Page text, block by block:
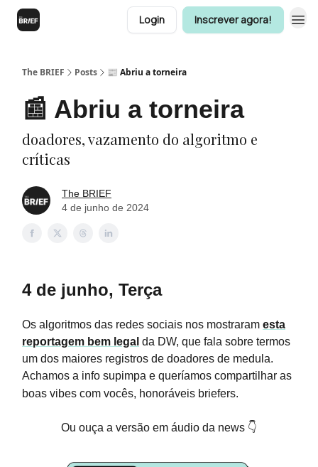
Login Inscrever agora!
The BRIEF Posts 📰 Abriu a torneira
📰 Abriu a torneira
doadores, vazamento do algoritmo e
críticas
The BRIEF
4 de junho de 2024
4 de junho, Terça
Os algoritmos das redes sociais nos mostraram esta
reportagem bem legal da DW, que fala sobre termos
um dos maiores registros de doadores de medula.
Achamos a info supimpa e queríamos compartilhar as
boas vibes com vocês, honoráveis briefers.
Ou ouça a versão em áudio da news 👇